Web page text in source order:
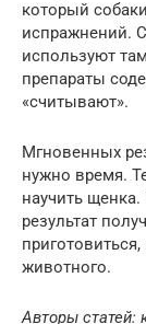
который
испражнений.
используют
препараты
«считывают».
Мгновенных
нужно время.
научить щенка.
результат
животного.
Авторы статей: